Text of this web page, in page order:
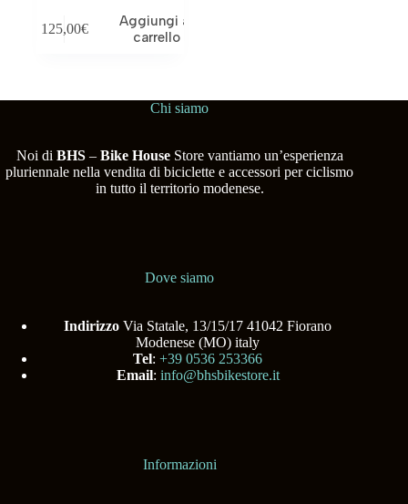
125,00€
Aggiungi al
carrello
Chi siamo
Noi di BHS– Bike HouseStore vantiamo un’esperienza
pluriennale nella vendita di biciclette e accessori per ciclismo
in tutto il territorio modenese.
Dove siamo
Indirizzo Via Statale, 13/15/17 41042 Fiorano
Modenese (MO) italy
Tel:+39 0536 253366
Email: info@bhsbikestore.it
Informazioni